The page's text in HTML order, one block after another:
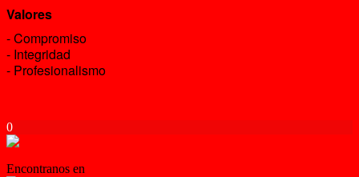
Valores
- Compromiso
- Integridad
- Profesionalismo
0
Encontranos en